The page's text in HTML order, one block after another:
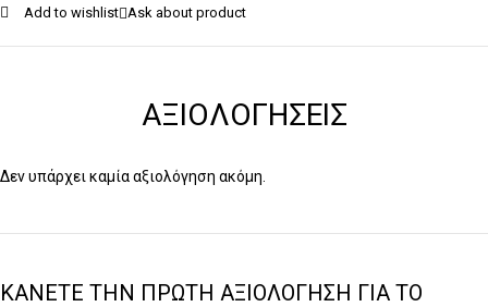
Add to wishlist Ask about product
ΑΞΙΟΛΟΓΉΣΕΙΣ
Δεν υπάρχει καμία αξιολόγηση ακόμη.
ΚΆΝΕΤΕ ΤΗΝ ΠΡΏΤΗ ΑΞΙΟΛΌΓΗΣΗ ΓΙΑ ΤΟ